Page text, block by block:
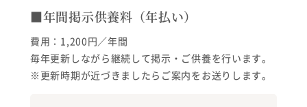
■年間掲示供養料（年払い）
費用：1,200円／年間
毎年更新しながら継続して掲示・ご供養を行います。
※更新時期が近づきましたらご案内をお送りします。